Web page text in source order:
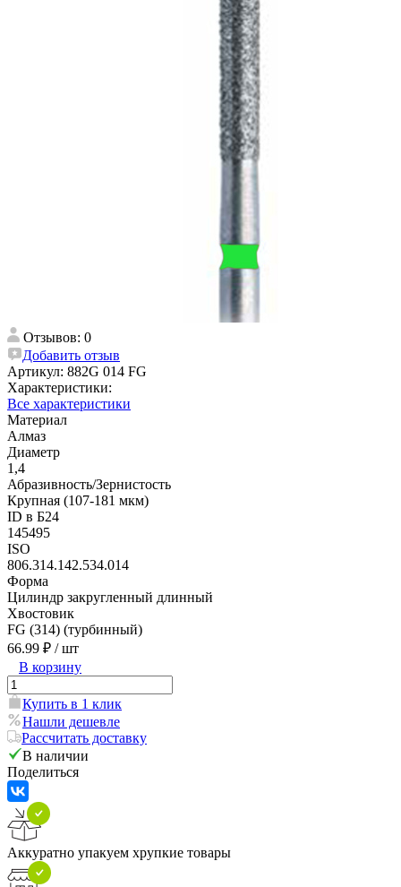
Отзывов: 0
Добавить отзыв
Артикул: 882G 014 FG
Характеристики:
Все характеристики
Материал
Алмаз
Диаметр
1,4
Абразивность/Зернистость
Крупная (107-181 мкм)
ID в Б24
145495
ISO
806.314.142.534.014
Форма
Цилиндр закругленный длинный
Хвостовик
FG (314) (турбинный)
66.99 ₽ / шт
В корзину
Купить в 1 клик
Нашли дешевле
Рассчитать доставку
В наличии
Поделиться
Аккуратно упакуем хрупкие товары